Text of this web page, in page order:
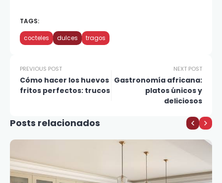
TAGS:
cocteles dulces tragos
PREVIOUS POST
Cómo hacer los huevos
fritos perfectos: trucos
NEXT POST
Gastronomía africana:
platos únicos y
deliciosos
Posts relacionados